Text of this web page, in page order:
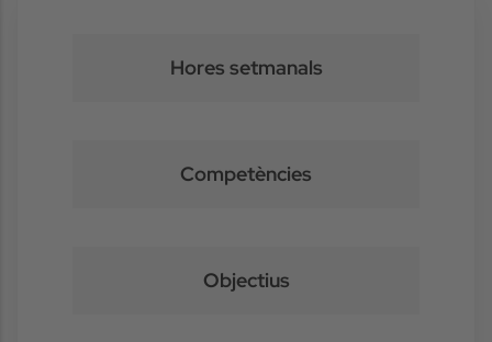
Hores setmanals
Competències
Objectius